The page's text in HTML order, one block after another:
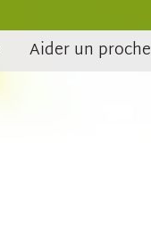
Aider un proche